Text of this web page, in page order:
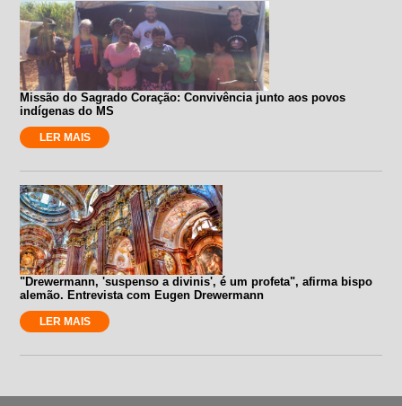
Missão do Sagrado Coração: Convivência junto aos povos
indígenas do MS
LER MAIS
"Drewermann, 'suspenso a divinis', é um profeta", afirma bispo
alemão. Entrevista com Eugen Drewermann
LER MAIS